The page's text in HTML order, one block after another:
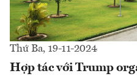
Thứ Ba, 19-11-2024
Hợp tác với Trump